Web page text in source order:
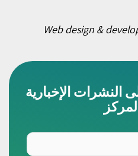
Web design &
الإخبارية